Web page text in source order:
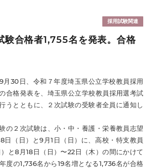
採用試験関連
合格者1,755名を発表。合格
月30日、令和７年度埼玉県公立学校教員採用
合格発表を、埼玉県公立学校教員採用選考試
うとともに、２次試験の受験者全員に通知し
の２次試験は、小・中・養護・栄養教員志望
日（日）と9月1日（日）に、高校・特支教員
と8月18日（日）〜22日（木）の間にかけて
度の1,736名から19名増となる1,736名が合格